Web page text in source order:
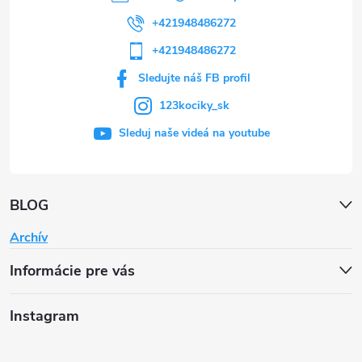
BLOG
Archív
Informácie pre vás
+421948486272
+421948486272
Sledujte náš FB profil
123kociky_sk
Sleduj naše videá na youtube
Instagram